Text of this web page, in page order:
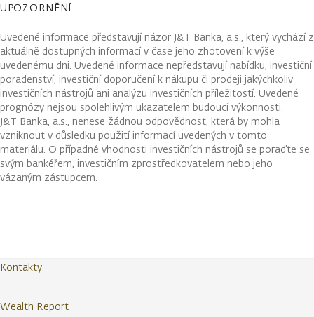
UPOZORNĚNÍ
Uvedené informace představují názor J&T Banka, a.s., který vychází z
aktuálně dostupných informací v čase jeho zhotovení k výše
uvedenému dni. Uvedené informace nepředstavují nabídku, investiční
poradenství, investiční doporučení k nákupu či prodeji jakýchkoliv
investičních nástrojů ani analýzu investičních příležitostí. Uvedené
prognózy nejsou spolehlivým ukazatelem budoucí výkonnosti.
J&T Banka, a.s., nenese žádnou odpovědnost, která by mohla
vzniknout v důsledku použití informací uvedených v tomto
materiálu. O případné vhodnosti investičních nástrojů se poraďte se
svým bankéřem, investičním zprostředkovatelem nebo jeho
vázaným zástupcem.
Kontakty
Wealth Report